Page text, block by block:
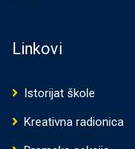
Linkovi
Istorijat škole
Kreativna radionica